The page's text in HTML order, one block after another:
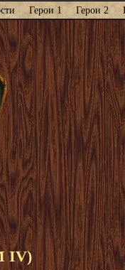
Герои 1 Герои 2
IV)